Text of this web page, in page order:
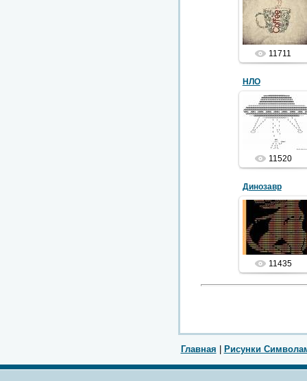
17.10.2013
11711
НЛО
06.06.2011
Неопознанный
летающий
объект
11520
Динозавр
06.06.2011
древнее
животное
11435
Главная Рисунки